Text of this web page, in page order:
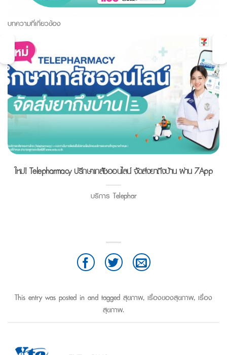
บทความที่เกี่ยวข้อง
ใหม่! Telepharmacy ปรึกษาเภสัชออนไลน์ จัดส่งยาถึงบ้าน ผ่าน 7App
บริการ Telephar
This entry was posted in and tagged สุขภาพ, เรื่องของสุขภาพ, เรื่อง
สุขภาพ.